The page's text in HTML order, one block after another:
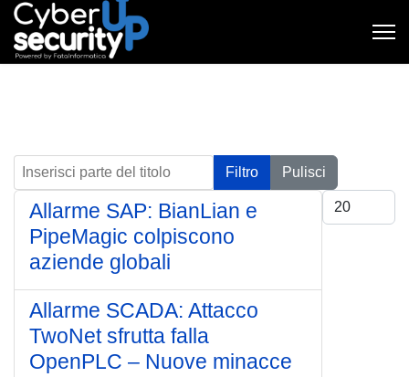
Inserisci parte del titolo Filtro
Pulisci
Visualizza #
Allarme SAP: BianLian e
PipeMagic colpiscono
aziende globali
Allarme SCADA: Attacco
TwoNet sfrutta falla
OpenPLC – Nuove minacce